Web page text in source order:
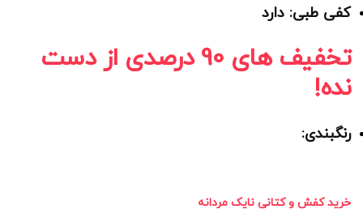
کفی طبی: دارد
تخفیف های 90 درصدی از دست
نده!
رنگبندی:
خرید کفش و کتانی نایک مردانه